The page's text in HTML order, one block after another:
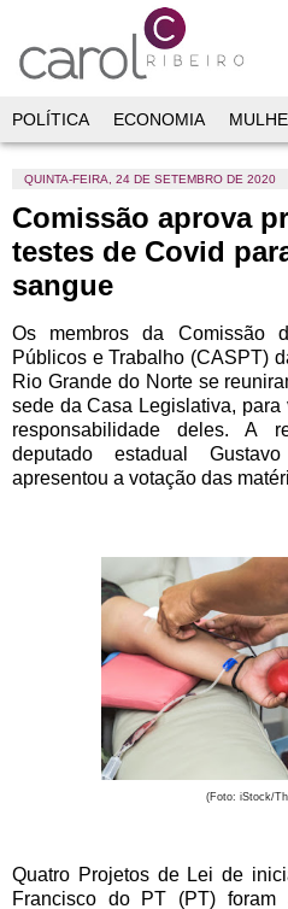
POLÍTICA ECONOMIA
QUINTA-FEIRA, 24 DE SETEMBRO DE 2020
Comissão aprova
testes de Covid
sangue
Os membros da Comissão
Públicos e Trabalho (CASPT)
Rio Grande do Norte se
sede da Casa Legislativa,
responsabilidade deles. A
deputado estadual
apresentou a votação das
(Foto: iStock/
Quatro Projetos de Lei de
Francisco do PT (PT) foram